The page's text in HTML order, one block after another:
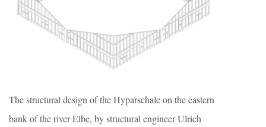
The structural design of the Hyparschale on the eastern
bank of the river Elbe, by structural engineer Ulrich